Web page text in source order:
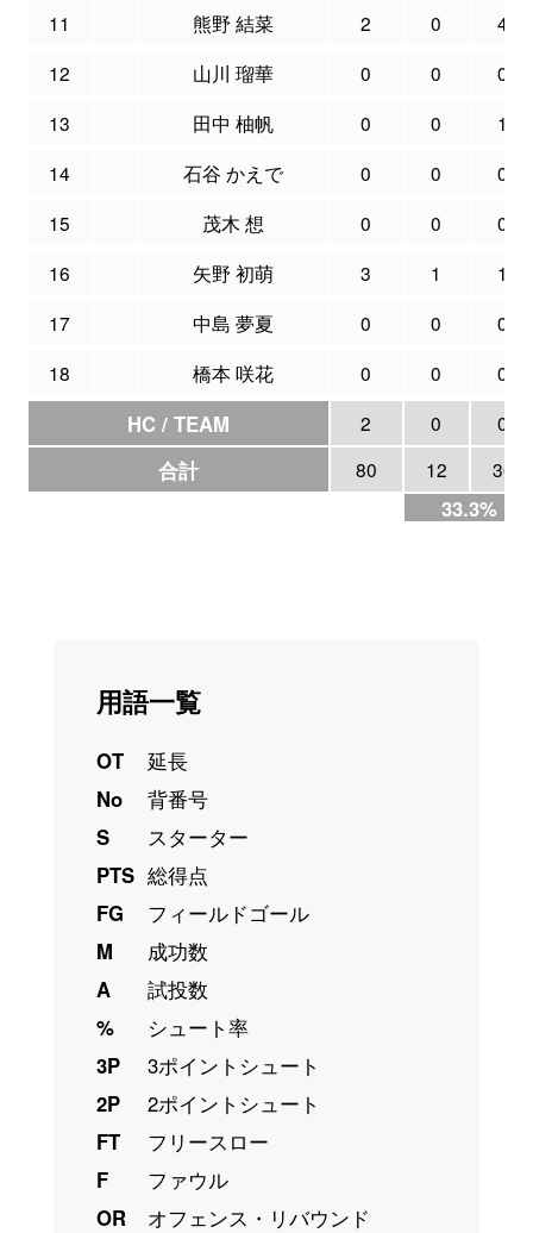
11 熊野 結菜 2 0
4
12
山川 瑠華 0 0
0
13
田中 柚帆 0 0
1
14
石谷 かえで 0 0
0
15
茂木 想 0 0
0
16
矢野 初萌 3 1
1
17
中島 夢夏 0 0
0
18
橋本 咲花 0 0 0
HC / TEAM 2 0 0
合計 80 12 36
33.3%
用語一覧
OT
延長
No
背番号
S
スターター
PTS 総得点
FG
フィールドゴール
M
成功数
A
試投数
%
シュート率
3P
3ポイントシュート
2P
2ポイントシュート
FT
フリースロー
F
ファウル
OR
オフェンス・リバウンド